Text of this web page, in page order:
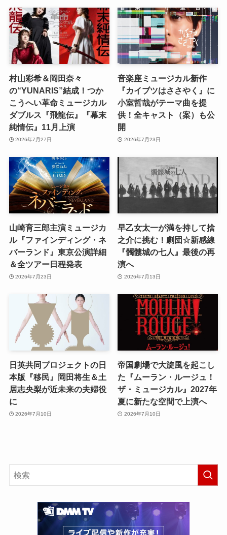
村山彩希＆岡田奈々
の“YUNARIS”結成！つか
こうへい革命ミュージカル
ダブルス『飛龍伝』『幕末
純情伝』11月上演
2026年7月27日
音楽座ミュージカル新作
『カイブツはささやく』に
小室哲哉がテーマ曲を提
供！全キャスト（案）も公
開
2026年7月23日
山崎育三郎主演ミュージカ
ル『ファインディング・ネ
バーランド』東京公演詳細
＆全ツアー日程発表
2026年7月23日
早乙女太一が満を持して捨
之介に挑む！劇団☆新感線
『髑髏城の七人』最後の再
演へ
2026年7月13日
日英共同プロジェクトの日
本版『移民』岡田将生＆土
居志央梨が近未来の夫婦役
に
2026年7月10日
帝国劇場で大旋風を起こし
た『ムーラン・ルージュ！
ザ・ミュージカル』2027年
夏に新たな空間で上演へ
2026年7月10日